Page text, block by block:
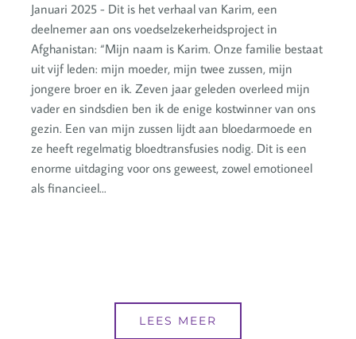
Januari 2025 - Dit is het verhaal van Karim, een
deelnemer aan ons voedselzekerheidsproject in
Afghanistan: “Mijn naam is Karim. Onze familie bestaat
uit vijf leden: mijn moeder, mijn twee zussen, mijn
jongere broer en ik. Zeven jaar geleden overleed mijn
vader en sindsdien ben ik de enige kostwinner van ons
gezin. Een van mijn zussen lijdt aan bloedarmoede en
ze heeft regelmatig bloedtransfusies nodig. Dit is een
enorme uitdaging voor ons geweest, zowel emotioneel
als financieel...
LEES MEER